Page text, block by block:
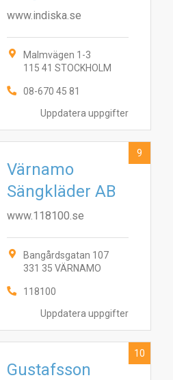
Uppdatera uppgifter
www.indiska.se
Malmvägen 1-3
115 41 STOCKHOLM
08-670 45 81
Uppdatera uppgifter
Värnamo
Sängkläder AB
www.118100.se
Bangårdsgatan 107
331 35 VÄRNAMO
118100
9
Gustafsson
10